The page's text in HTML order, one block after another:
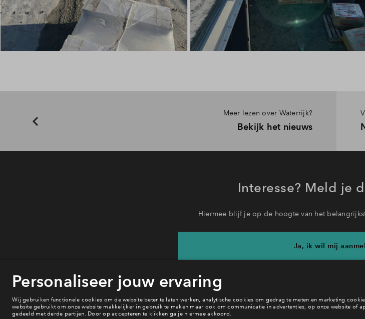
Meer lezen over Waterrijk?
Bekijk het nieuws
Interesse? Meld je
Hiermee blijf je op de hoogte van het
Ja, ik wil mij
Heb je een vraag en wil je direct antwoord?
6 dagen per week beschikbaar